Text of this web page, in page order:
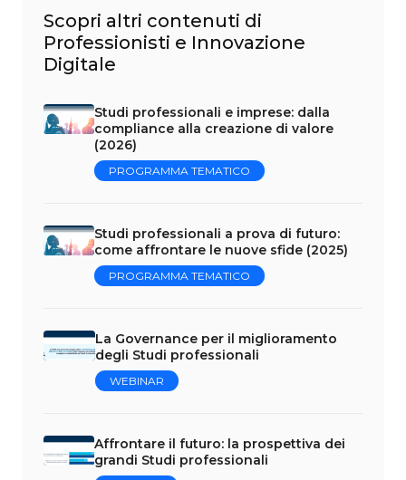
Scopri altri contenuti di
Professionisti e Innovazione
Digitale
Studi professionali e imprese: dalla
compliance alla creazione di valore
(2026)
PROGRAMMA TEMATICO
Studi professionali a prova di futuro:
come affrontare le nuove sfide (2025)
PROGRAMMA TEMATICO
La Governance per il miglioramento
degli Studi professionali
WEBINAR
Affrontare il futuro: la prospettiva dei
grandi Studi professionali